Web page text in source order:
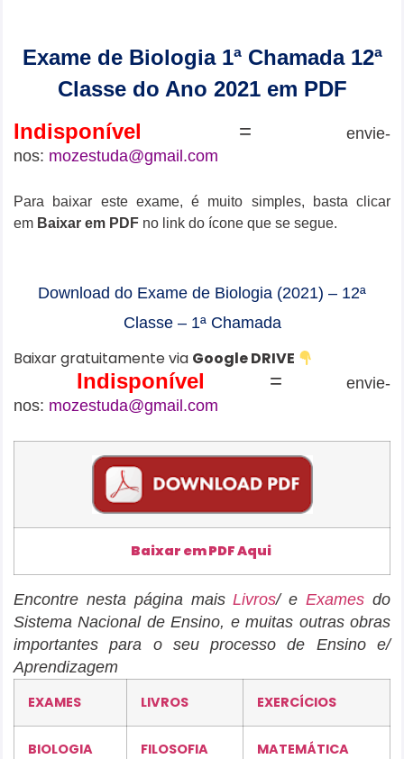
Exame de Biologia 1ª Chamada 12ª
Classe do Ano 2021 em PDF
Indisponível =
envie-
nos: mozestuda@gmail.com
Para baixar este exame, é muito simples, basta clicar
em Baixar em PDF no link do ícone que se segue.
Download do Exame de Biologia (2021) – 12ª
Classe – 1ª Chamada
Baixar gratuitamente via Google DRIVE
Indisponível =
envie-
nos: mozestuda@gmail.com
Baixar em PDF Aqui
Encontre nesta página maisLivros/ eExames do
Sistema Nacional de Ensino, e muitas outras obras
importantes para o seu processo de Ensino e/
Aprendizagem
EXAMES
LIVROS EXERCÍCIOS
BIOLOGIA FILOSOFIA MATEMÁTICA